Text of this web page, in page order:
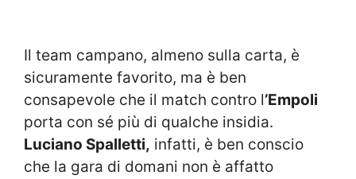
Il team campano, almeno sulla carta, è
sicuramente favorito, ma è ben
consapevole che il match contro l’Empoli
porta con sé più di qualche insidia.
Luciano Spalletti, infatti, è ben conscio
che la gara di domani non è affatto